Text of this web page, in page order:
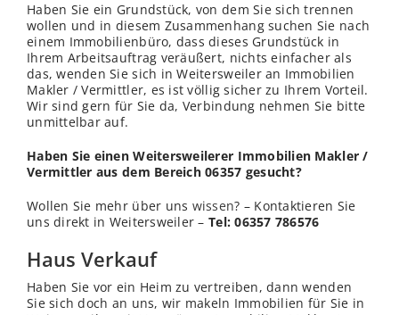
Haben Sie ein Grundstück, von dem Sie sich trennen
wollen und in diesem Zusammenhang suchen Sie nach
einem Immobilienbüro, dass dieses Grundstück in
Ihrem Arbeitsauftrag veräußert, nichts einfacher als
das, wenden Sie sich in Weitersweiler an Immobilien
Makler / Vermittler, es ist völlig sicher zu Ihrem Vorteil.
Wir sind gern für Sie da, Verbindung nehmen Sie bitte
unmittelbar auf.
Haben Sie einen Weitersweilerer Immobilien Makler /
Vermittler aus dem Bereich 06357 gesucht?
Wollen Sie mehr über uns wissen? – Kontaktieren Sie
uns direkt in Weitersweiler – Tel: 06357 786576
Haus Verkauf
Haben Sie vor ein Heim zu vertreiben, dann wenden
Sie sich doch an uns, wir makeln Immobilien für Sie in